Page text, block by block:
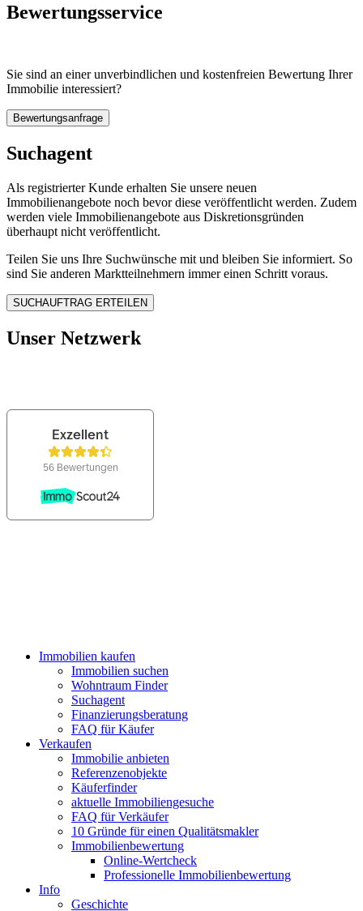
Bewertungsservice
Sie sind an einer unverbindlichen und kostenfreien Bewertung Ihrer
Immobilie interessiert?
Suchagent
Als registrierter Kunde erhalten Sie unsere neuen
Immobilienangebote noch bevor diese veröffentlicht werden. Zudem
werden viele Immobilienangebote aus Diskretionsgründen
überhaupt nicht veröffentlicht.
Teilen Sie uns Ihre Suchwünsche mit und bleiben Sie informiert. So
sind Sie anderen Marktteilnehmern immer einen Schritt voraus.
Unser Netzwerk
Immobilien kaufen
Immobilien suchen
Wohntraum Finder
Suchagent
Finanzierungsberatung
FAQ für Käufer
Verkaufen
Immobilie anbieten
Referenzenobjekte
Käuferfinder
aktuelle Immobiliengesuche
FAQ für Verkäufer
10 Gründe für einen Qualitätsmakler
Immobilienbewertung
Online-Wertcheck
Professionelle Immobilienbewertung
Info
Geschichte